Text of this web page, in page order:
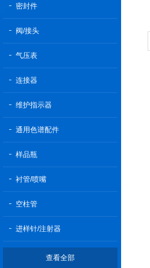
密封件
阀/接头
气压表
连接器
维护指示器
通用色谱配件
样品瓶
衬管/喷嘴
空柱管
进样针/注射器
查看全部